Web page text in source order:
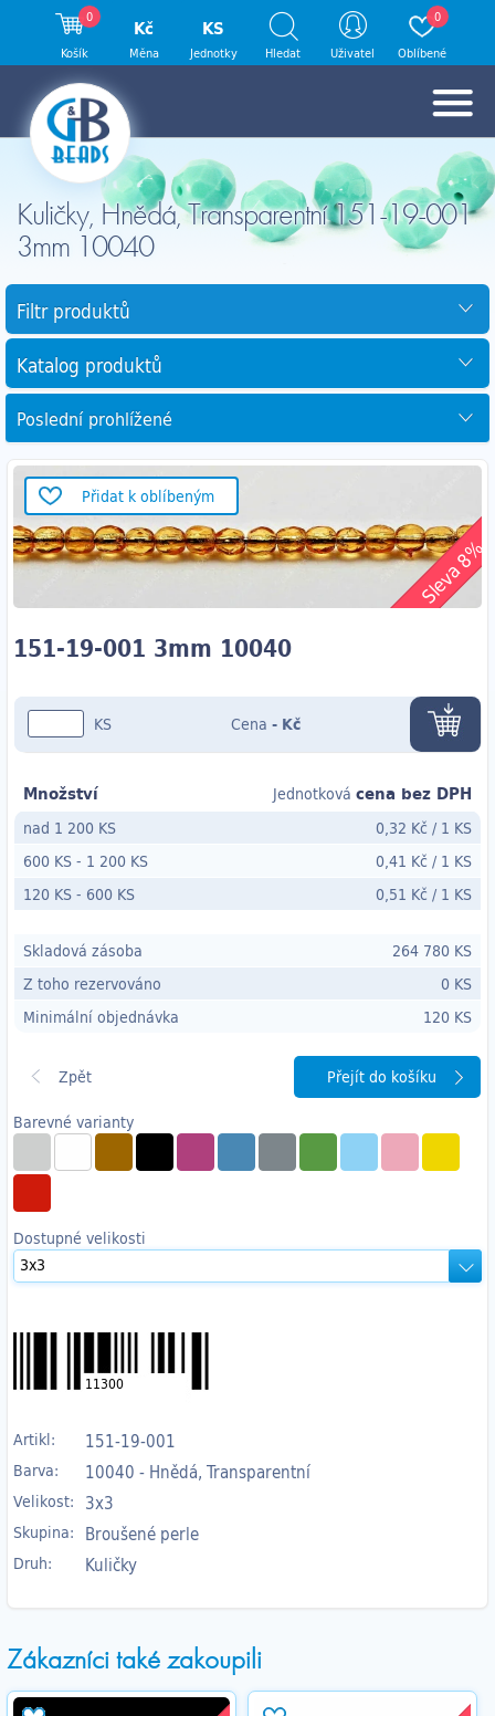
Kuličky, Hnědá, Transparentní 151-19-001
3mm 10040
Filtr produktů
Katalog produktů
Poslední prohlížené
Přidat k oblíbeným
Sleva 8%
151-19-001 3mm 10040
Barevné varianty
Dostupné velikosti
11300
Artikl: 151-19-001
Barva: 10040 - Hnědá, Transparentní
Velikost: 3x3
Skupina: Broušené perle
Druh: Kuličky
KS Cena - Kč
Množství Jednotková cena bez DPH
nad 1 200 KS 0,32 Kč / 1 KS
600 KS- 1 200 KS 0,41 Kč / 1 KS
120 KS- 600 KS 0,51 Kč / 1 KS
Skladová zásoba
264 780 KS
Z toho rezervováno
0 KS
Minimální objednávka
120 KS
Přejít do košíku
Zákazníci také zakoupili
0
Košík
Kč
Měna
KS
Jednotky Hledat Uživatel
0
Oblíbené